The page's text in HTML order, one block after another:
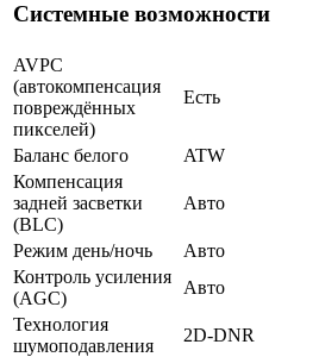
Системные возможности
AVPC
(автокомпенсация
повреждённых
пикселей)
Есть
Баланс белого
ATW
Компенсация
задней засветки
(BLC)
Авто
Режим день/ночь
Авто
Контроль усиления
(AGC)
Авто
Технология
шумоподавления
2D-DNR